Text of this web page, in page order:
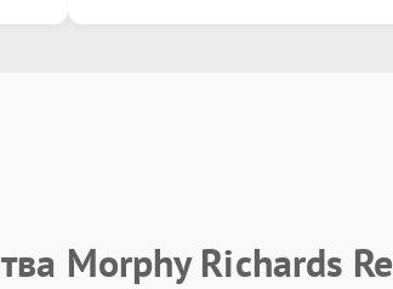
Morphy Richards